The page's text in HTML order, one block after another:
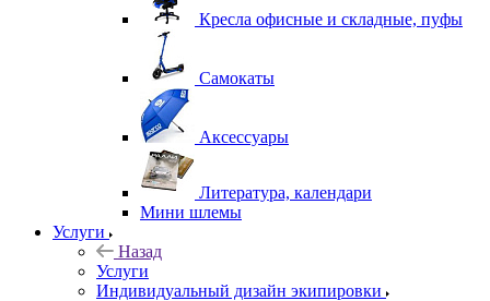
Кресла офисные и складные, пуфы
Самокаты
Аксессуары
Литература, календари
Мини шлемы
Услуги
Назад
Услуги
Индивидуальный дизайн экипировки